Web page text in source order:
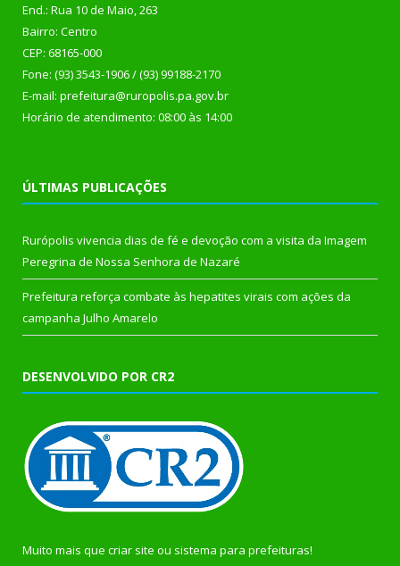
End.: Rua 10 de Maio, 263
Bairro: Centro
CEP: 68165-000
Fone: (93) 3543-1906 / (93) 99188-2170
E-mail: prefeitura@ruropolis.pa.gov.br
Horário de atendimento: 08:00 às 14:00
ÚLTIMAS PUBLICAÇÕES
Rurópolis vivencia dias de fé e devoção com a visita da Imagem
Peregrina de Nossa Senhora de Nazaré
Prefeitura reforça combate às hepatites virais com ações da
campanha Julho Amarelo
DESENVOLVIDO POR CR2
Muito mais que criar site ou sistema para prefeituras!